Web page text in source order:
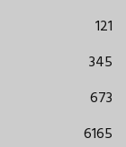
121
345
673
6165